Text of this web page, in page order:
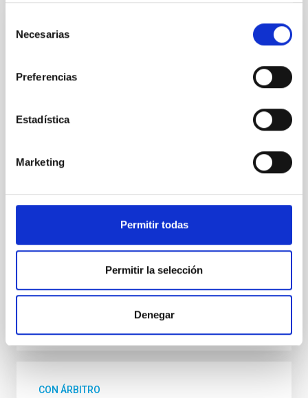
Necesarias
Preferencias
Estadística
Marketing
Permitir todas
Permitir la selección
Denegar
CON ÁRBITRO
Cores in the Transition between Cloud and
In a magnetically dominated model of star formation,
we expect to see alignments between the magnetic
cloud-scale magnetic field. A. Pandhi et al. showed
their angular momentum vectors appear random
with respect to the larger-scale magnetic
Fecha de publicación: 5 2026
BIBCODE 2026APJ..1003...83Y
NÚMERO DE CITAS 0
CON ÁRBITRO